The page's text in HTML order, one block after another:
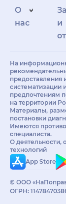
О
нас
и
На
предоставления
систематизации
предпочтениям
на территории
Материалы,
постановки
Имеются
специалиста.
О деятельности,
технологий
App Store
© ООО
ОГРН: